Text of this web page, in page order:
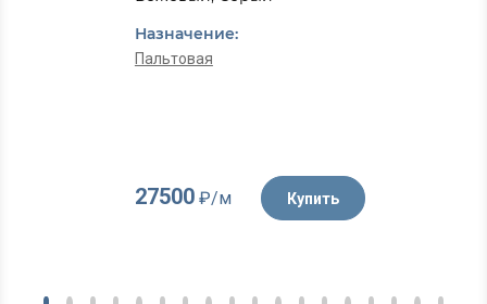
Назначение:
Пальтовая
27500₽/м Купить